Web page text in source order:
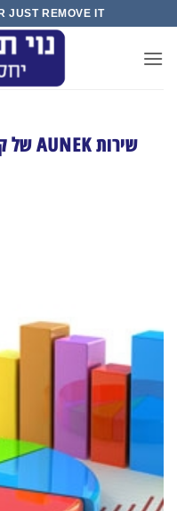
content
REMOVE IT...
שירות AUNEK של קטאר מגן על הזקנים והנכים